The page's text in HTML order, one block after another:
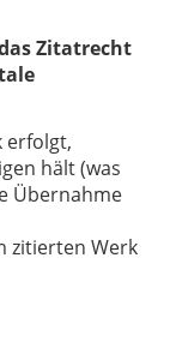
Zitatrecht
erfolgt,
hält (was
Übernahme
zitierten Werk